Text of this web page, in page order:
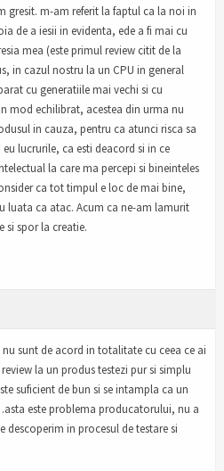
gresit. m-am referit la faptul ca la noi in
de a iesii in evidenta, ede a fi mai cu
mea (este primul review citit de la
in cazul nostru la un CPU in general
cu generatiile mai vechi si cu
mod echilibrat, acestea din urma nu
in cauza, pentru ca atunci risca sa
lucrurile, ca esti deacord si in ce
la care ma percepi si bineinteles
ca tot timpul e loc de mai bine,
luata ca atac. Acum ca ne-am lamurit
si spor la creatie.
sunt de acord in totalitate cu ceea ce ai
la un produs testezi pur si simplu
suficient de bun si se intampla ca un
este problema producatorului, nu a
in procesul de testare si